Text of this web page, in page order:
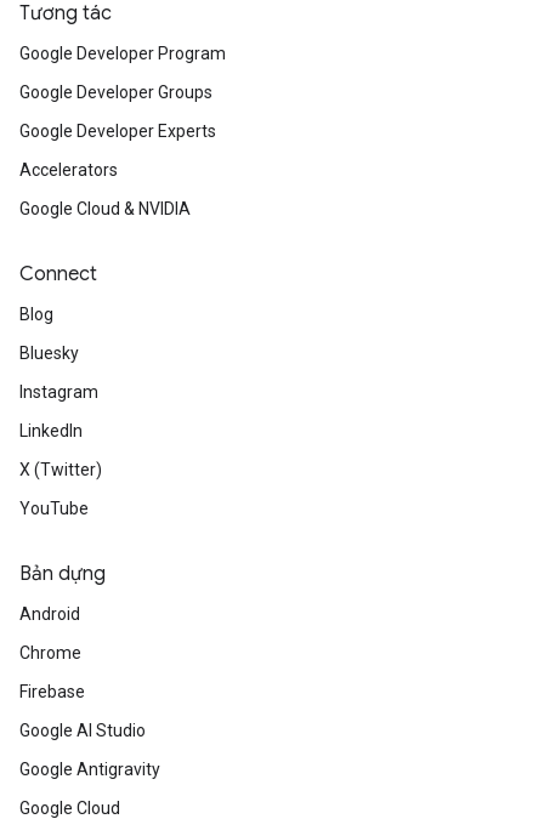
Tương tác
Google Developer Program
Google Developer Groups
Google Developer Experts
Accelerators
Google Cloud & NVIDIA
Connect
Blog
Bluesky
Instagram
LinkedIn
X (Twitter)
YouTube
Bản dựng
Android
Chrome
Firebase
Google AI Studio
Google Antigravity
Google Cloud